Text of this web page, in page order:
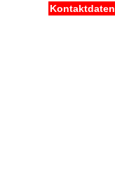
Kontaktdaten